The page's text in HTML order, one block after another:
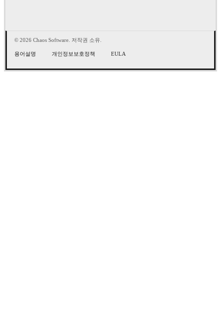
© 2026 Chaos Software. 저작권 소유.
용어설명 개인정보보호정책 EULA